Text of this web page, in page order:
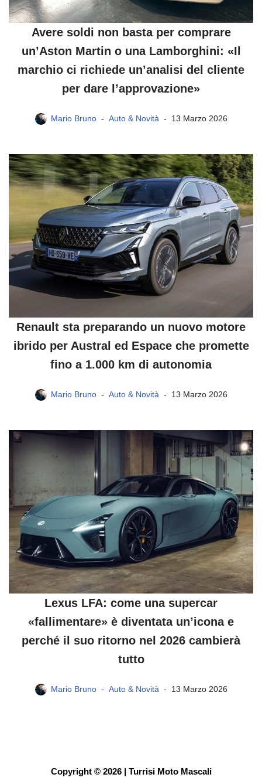
Avere soldi non basta per comprare
un’Aston Martin o una Lamborghini: «Il
marchio ci richiede un’analisi del cliente
per dare l’approvazione»
Mario Bruno Auto & Novità 13 Marzo 2026
Renault sta preparando un nuovo motore
ibrido per Austral ed Espace che promette
fino a 1.000 km di autonomia
Mario Bruno Auto & Novità 13 Marzo 2026
Lexus LFA: come una supercar
«fallimentare» è diventata un’icona e
perché il suo ritorno nel 2026 cambierà
tutto
Mario Bruno Auto & Novità 13 Marzo 2026
Copyright © 2026 | Turrisi Moto Mascali